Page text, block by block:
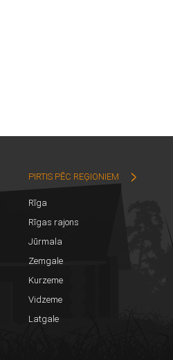
PIRTIS PĒC REĢIONIEM
Rīga
Rīgas rajons
Jūrmala
Zemgale
Kurzeme
Vidzeme
Latgale